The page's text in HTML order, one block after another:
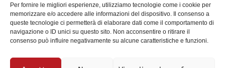
Per fornire le migliori esperienze, utilizziamo tecnologie come i cookie per
memorizzare e/o accedere alle informazioni del dispositivo. Il consenso a
queste tecnologie ci permetterà di elaborare dati come il comportamento di
navigazione o ID unici su questo sito. Non acconsentire o ritirare il
consenso può influire negativamente su alcune caratteristiche e funzioni.
Credits